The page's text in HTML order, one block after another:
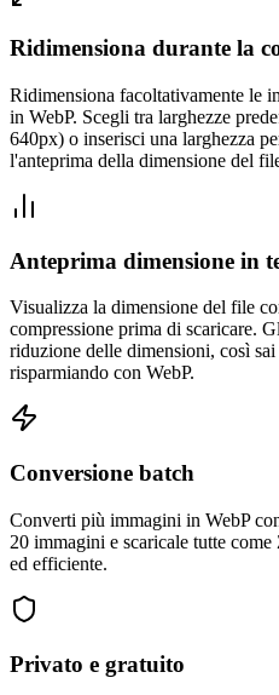
Ridimensiona durante la
Ridimensiona facoltativamente le
in WebP. Scegli tra larghezze
640px) o inserisci una larghezza
l'anteprima della dimensione del
Anteprima dimensione in
Visualizza la dimensione del file
compressione prima di scaricare.
riduzione delle dimensioni, così sai
risparmiando con WebP.
Conversione batch
Converti più immagini in WebP
20 immagini e scaricale tutte
ed efficiente.
Privato e gratuito